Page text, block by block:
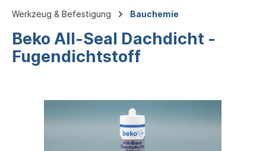
Werkzeug & Befestigung Bauchemie
Beko All-Seal Dachdicht -
Fugendichtstoff